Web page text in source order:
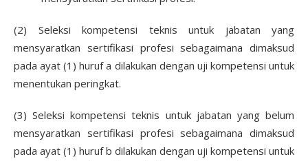
(2) Seleksi kompetensi teknis untuk jabatan yang
mensyaratkan sertifikasi profesi sebagaimana dimaksud
pada ayat (1) huruf a dilakukan dengan uji kompetensi untuk
menentukan peringkat.
(3) Seleksi kompetensi teknis untuk jabatan yang belum
mensyaratkan sertifikasi profesi sebagaimana dimaksud
pada ayat (1) huruf b dilakukan dengan uji kompetensi untuk